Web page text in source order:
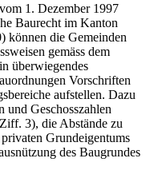
1. Dezember 1997
Baurecht im Kanton
können die Gemeinden
gemäss dem
überwiegendes
Vorschriften
aufstellen. Dazu
und Geschosszahlen
3), die Abstände zu
Grundeigentums
des Baugrundes